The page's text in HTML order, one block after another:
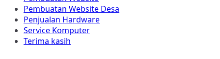
Pembuatan Website Desa
Penjualan Hardware
Service Komputer
Terima kasih